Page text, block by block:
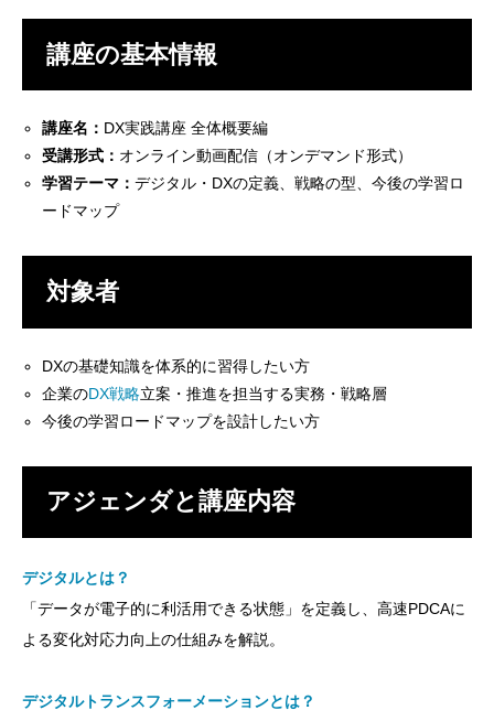
講座の基本情報
講座名： DX実践講座 全体概要編
受講形式： オンライン動画配信（オンデマンド形式）
学習テーマ：デジタル・DXの定義、戦略の型、今後の学習ロ
ードマップ
対象者
DXの基礎知識を体系的に習得したい方
企業のDX戦略立案・推進を担当する実務・戦略層
今後の学習ロードマップを設計したい方
アジェンダと講座内容
デジタルとは？
「データが電子的に利活用できる状態」を定義し、高速PDCAに
よる変化対応力向上の仕組みを解説。
デジタルトランスフォーメーションとは？